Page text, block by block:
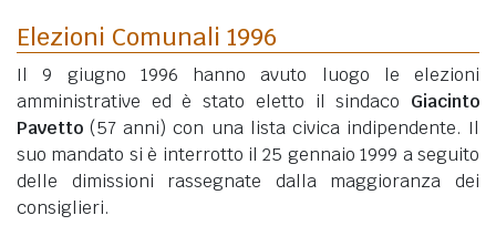
Elezioni Comunali 1996
Il 9 giugno 1996 hanno avuto luogo le elezioni
amministrative ed è stato eletto il sindaco Giacinto
Pavetto (57 anni) con una lista civica indipendente. Il
suo mandato si è interrotto il 25 gennaio 1999 a seguito
delle dimissioni rassegnate dalla maggioranza dei
consiglieri.